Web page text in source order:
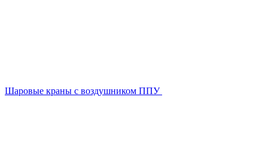
Шаровые краны с воздушником ППУ